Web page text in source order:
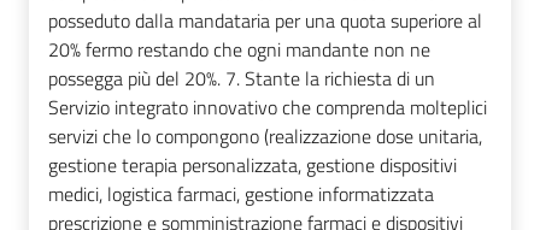
posseduto dalla mandataria per una quota superiore al
20% fermo restando che ogni mandante non ne
possegga più del 20%. 7. Stante la richiesta di un
Servizio integrato innovativo che comprenda molteplici
servizi che lo compongono (realizzazione dose unitaria,
gestione terapia personalizzata, gestione dispositivi
medici, logistica farmaci, gestione informatizzata
prescrizione e somministrazione farmaci e dispositivi